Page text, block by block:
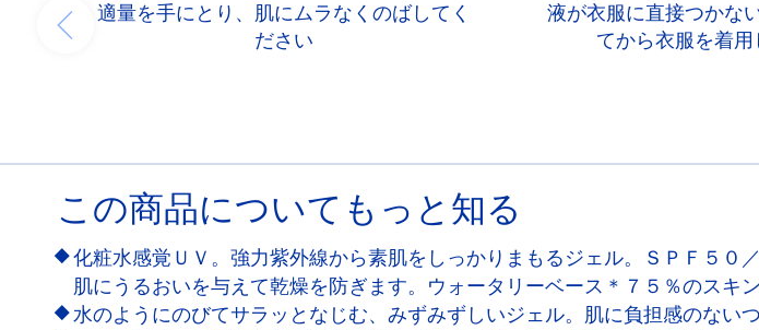
適量を手にとり、肌にムラなくのばしてく
ださい
液が衣服に直接つかな
てから衣服を着
この商品についてもっと知る
化粧水感覚ＵＶ。強力紫外線から素肌をしっかりまもるジェル。ＳＰＦ５０／
肌にうるおいを与えて乾燥を防ぎます。ウォータリーベース＊７５％のスキ
水のようにのびてサラッとなじむ、みずみずしいジェル。肌に負担感のない